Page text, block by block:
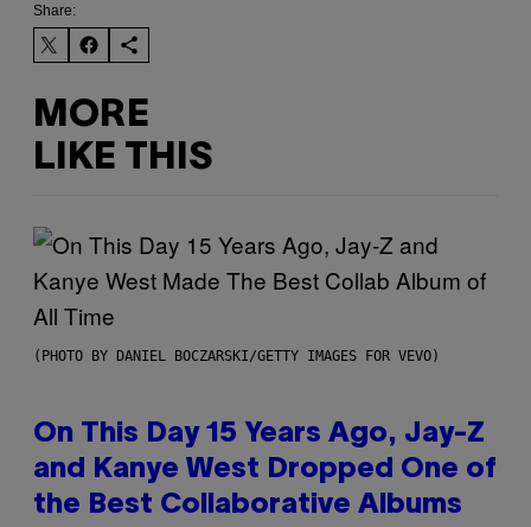
Share:
MORE
LIKE THIS
(PHOTO BY DANIEL BOCZARSKI/GETTY IMAGES FOR VEVO)
On This Day 15 Years Ago, Jay-Z
and Kanye West Dropped One of
the Best Collaborative Albums